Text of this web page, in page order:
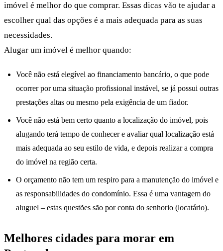
imóvel é melhor do que comprar. Essas dicas vão te ajudar a
escolher qual das opções é a mais adequada para as suas
necessidades.
Alugar um imóvel é melhor quando:
Você não está elegível ao financiamento bancário, o que pode
ocorrer por uma situação profissional instável, se já possui outras
prestações altas ou mesmo pela exigência de um fiador.
Você não está bem certo quanto a localização do imóvel, pois
alugando terá tempo de conhecer e avaliar qual localização está
mais adequada ao seu estilo de vida, e depois realizar a compra
do imóvel na região certa.
O orçamento não tem um respiro para a manutenção do imóvel e
as responsabilidades do condomínio. Essa é uma vantagem do
aluguel – estas questões são por conta do senhorio (locatário).
Melhores cidades para morar em